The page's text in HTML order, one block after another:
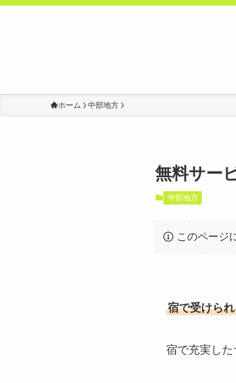
ホーム 中部地方
無料サー
中部地方
このページ
宿で受けら
宿で充実し